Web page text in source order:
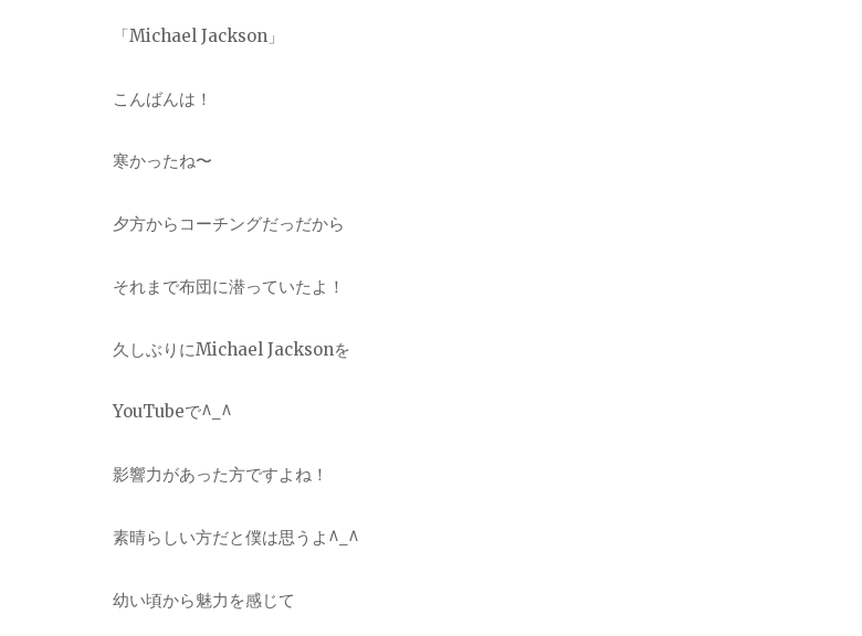
「Michael Jackson 」
こんばんは！
寒かったね〜
夕方からコーチングだっだから
それまで布団に潜っていたよ！
久しぶりにMichael Jacksonを
YouTubeで^_^
影響力があった方ですよね！
素晴らしい方だと僕は思うよ ^_^
幼い頃から魅力を感じて